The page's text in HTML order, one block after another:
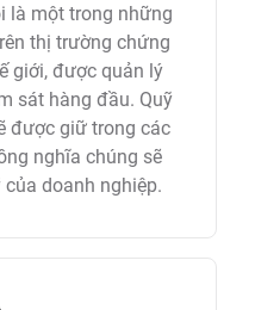
là một trong những
thị trường chứng
giới, được quản lý
sát hàng đầu. Quỹ
được giữ trong các
nghĩa chúng sẽ
doanh nghiệp.